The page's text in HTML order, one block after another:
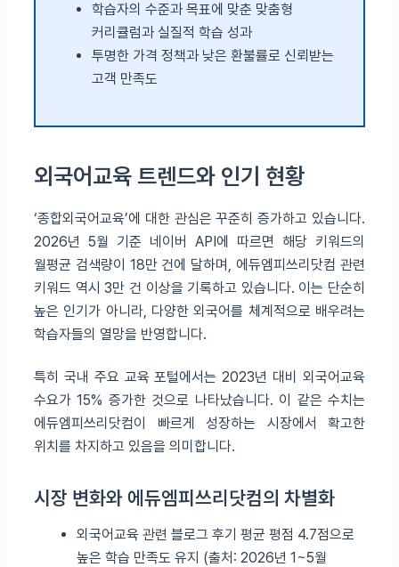
학습자의 수준과 목표에 맞춘 맞춤형
커리큘럼과 실질적 학습 성과
투명한 가격 정책과 낮은 환불률로 신뢰받는
고객 만족도
외국어교육 트렌드와 인기 현황
‘종합외국어교육’에 대한 관심은 꾸준히 증가하고 있습니다.
2026년 5월 기준 네이버 API에 따르면 해당 키워드의
월평균 검색량이 18만 건에 달하며, 에듀엠피쓰리닷컴 관련
키워드 역시 3만 건 이상을 기록하고 있습니다. 이는 단순히
높은 인기가 아니라, 다양한 외국어를 체계적으로 배우려는
학습자들의 열망을 반영합니다.
특히 국내 주요 교육 포털에서는 2023년 대비 외국어교육
수요가 15% 증가한 것으로 나타났습니다. 이 같은 수치는
에듀엠피쓰리닷컴이 빠르게 성장하는 시장에서 확고한
위치를 차지하고 있음을 의미합니다.
시장 변화와 에듀엠피쓰리닷컴의 차별화
외국어교육 관련 블로그 후기 평균 평점 4.7점으로
높은 학습 만족도 유지 (출처: 2026년 1~5월